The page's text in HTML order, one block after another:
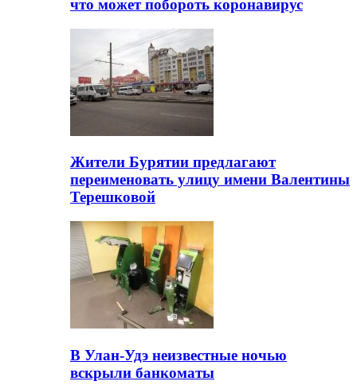
что может побороть коронавирус
Жители Бурятии предлагают
переименовать улицу имени Валентины
Терешковой
В Улан-Удэ неизвестные ночью
вскрыли банкоматы